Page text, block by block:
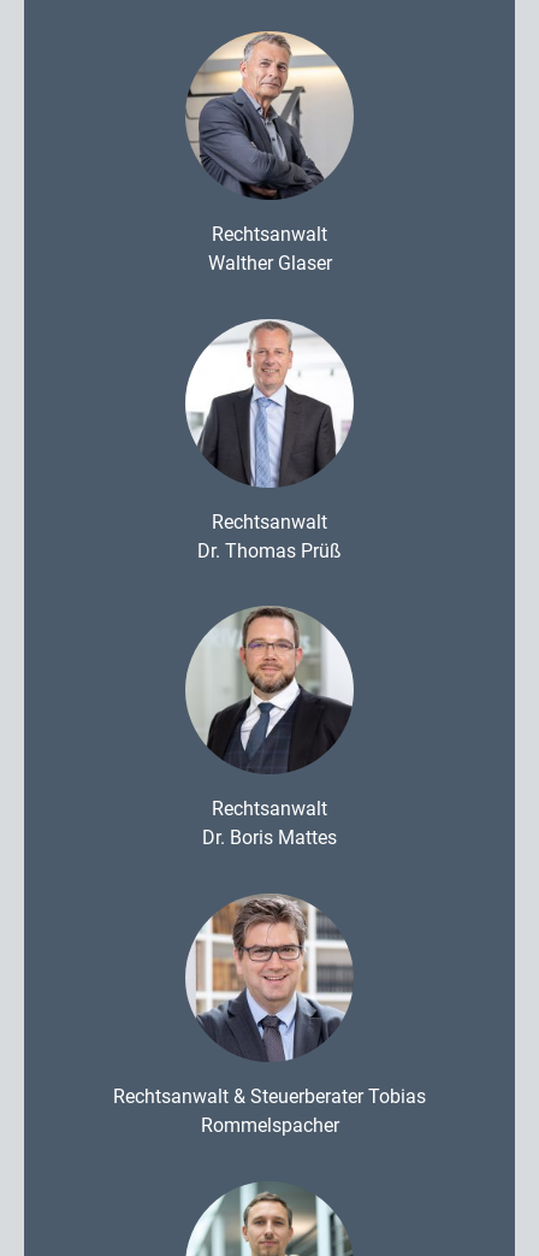
Rechtsanwalt
Walther Glaser
Rechtsanwalt
Dr. Thomas Prüß
Rechtsanwalt
Dr. Boris Mattes
Rechtsanwalt & Steuerberater Tobias
Rommelspacher